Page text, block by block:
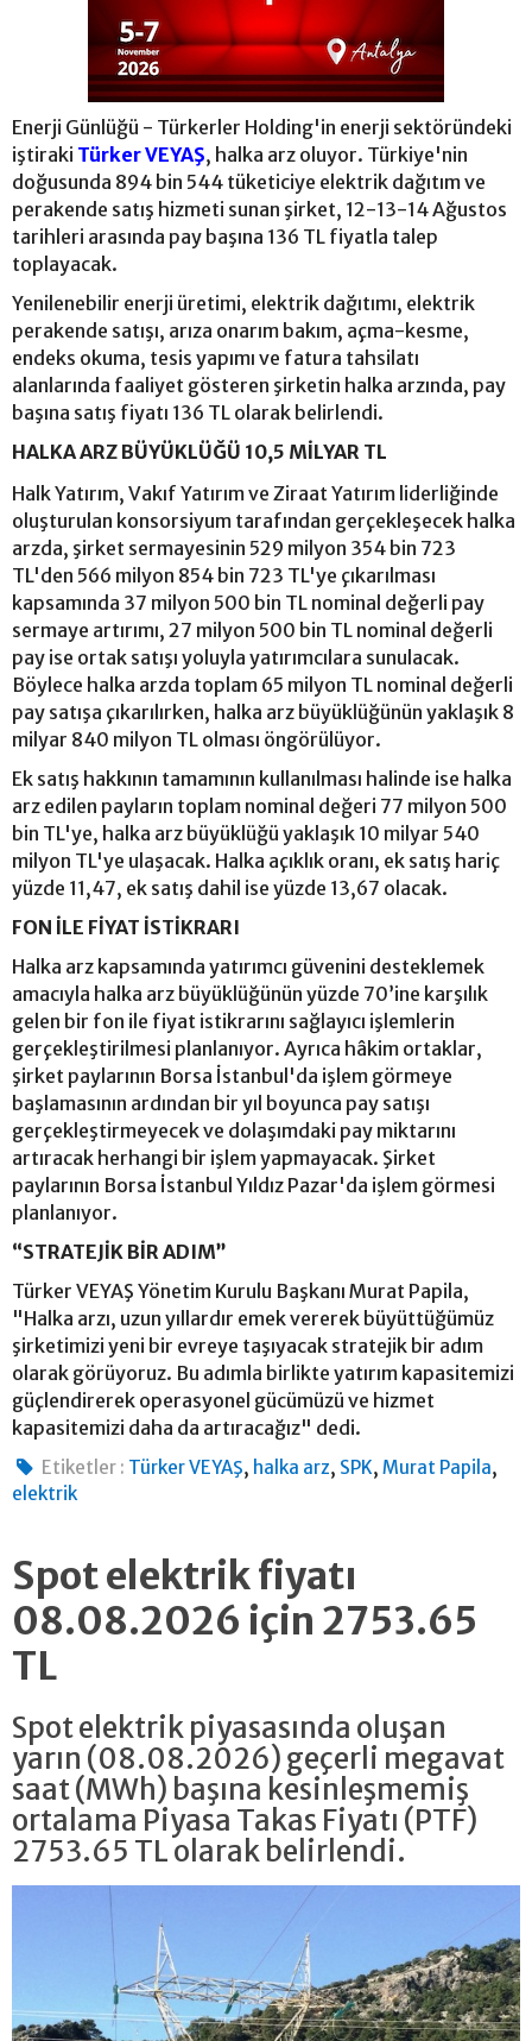
Enerji Günlüğü - Türkerler Holding'in enerji sektöründeki
iştiraki Türker VEYAŞ, halka arz oluyor. Türkiye'nin
doğusunda 894 bin 544 tüketiciye elektrik dağıtım ve
perakende satış hizmeti sunan şirket, 12-13-14 Ağustos
tarihleri arasında pay başına 136 TL fiyatla talep
toplayacak.
Yenilenebilir enerji üretimi, elektrik dağıtımı, elektrik
perakende satışı, arıza onarım bakım, açma-kesme,
endeks okuma, tesis yapımı ve fatura tahsilatı
alanlarında faaliyet gösteren şirketin halka arzında, pay
başına satış fiyatı 136 TL olarak belirlendi.
HALKA ARZ BÜYÜKLÜĞÜ 10,5 MİLYAR TL
Halk Yatırım, Vakıf Yatırım ve Ziraat Yatırım liderliğinde
oluşturulan konsorsiyum tarafından gerçekleşecek halka
arzda, şirket sermayesinin 529 milyon 354 bin 723
TL'den 566 milyon 854 bin 723 TL'ye çıkarılması
kapsamında 37 milyon 500 bin TL nominal değerli pay
sermaye artırımı, 27 milyon 500 bin TL nominal değerli
pay ise ortak satışı yoluyla yatırımcılara sunulacak.
Böylece halka arzda toplam 65 milyon TL nominal değerli
pay satışa çıkarılırken, halka arz büyüklüğünün yaklaşık 8
milyar 840 milyon TL olması öngörülüyor.
Ek satış hakkının tamamının kullanılması halinde ise halka
arz edilen payların toplam nominal değeri 77 milyon 500
bin TL'ye, halka arz büyüklüğü yaklaşık 10 milyar 540
milyon TL'ye ulaşacak. Halka açıklık oranı, ek satış hariç
yüzde 11,47, ek satış dahil ise yüzde 13,67 olacak.
FON İLE FİYAT İSTİKRARI
Halka arz kapsamında yatırımcı güvenini desteklemek
amacıyla halka arz büyüklüğünün yüzde 70’ine karşılık
gelen bir fon ile fiyat istikrarını sağlayıcı işlemlerin
gerçekleştirilmesi planlanıyor. Ayrıca hâkim ortaklar,
şirket paylarının Borsa İstanbul'da işlem görmeye
başlamasının ardından bir yıl boyunca pay satışı
gerçekleştirmeyecek ve dolaşımdaki pay miktarını
artıracak herhangi bir işlem yapmayacak. Şirket
paylarının Borsa İstanbul Yıldız Pazar'da işlem görmesi
planlanıyor.
“STRATEJİK BİR ADIM”
Türker VEYAŞ Yönetim Kurulu Başkanı Murat Papila,
"Halka arzı, uzun yıllardır emek vererek büyüttüğümüz
şirketimizi yeni bir evreye taşıyacak stratejik bir adım
olarak görüyoruz. Bu adımla birlikte yatırım kapasitemizi
güçlendirerek operasyonel gücümüzü ve hizmet
kapasitemizi daha da artıracağız" dedi.
Etiketler : Türker VEYAŞ, halka arz, SPK,Murat Papila,
elektrik
Spot elektrik fiyatı
08.08.2026 için 2753.65
TL
Spot elektrik piyasasında oluşan
yarın (08.08.2026) geçerli megavat
saat (MWh) başına kesinleşmemiş
ortalama Piyasa Takas Fiyatı (PTF)
2753.65 TL olarak belirlendi.